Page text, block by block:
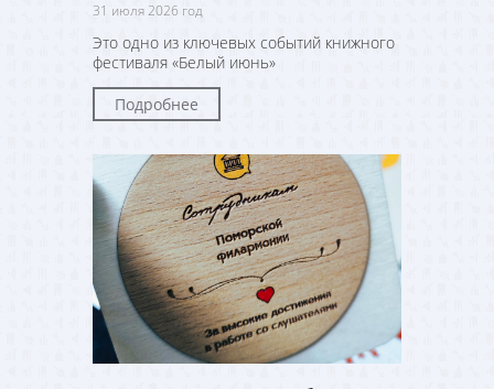
31 июля 2026 год
Это одно из ключевых событий книжного
фестиваля «Белый июнь»
Подробнее